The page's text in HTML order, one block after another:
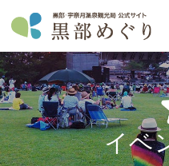
イベ